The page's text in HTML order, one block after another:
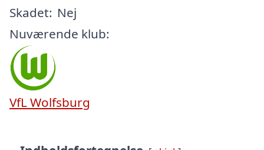
Skadet: Nej
Nuværende klub:
VfL Wolfsburg